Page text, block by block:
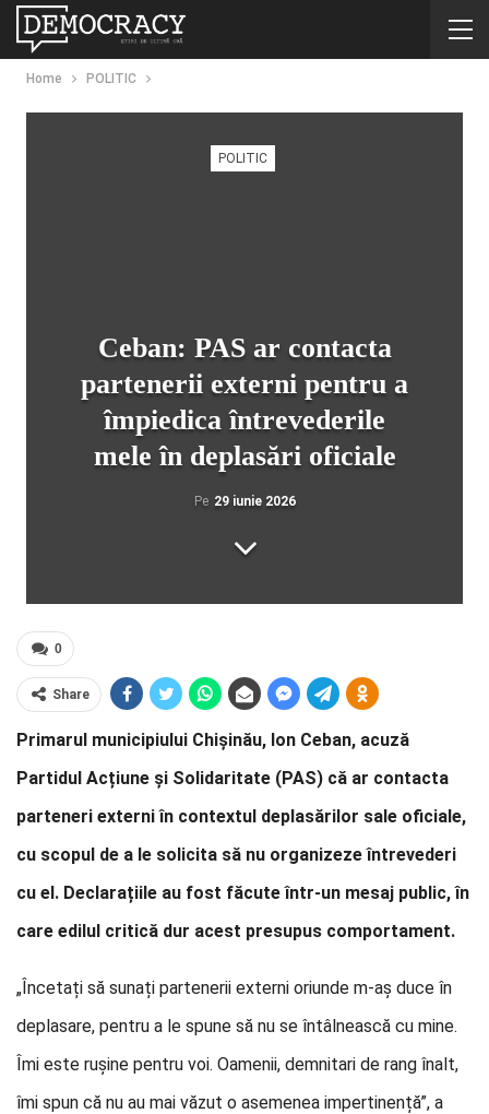
Home POLITIC
POLITIC
Ceban: PAS ar contacta
partenerii externi pentru a
împiedica întrevederile
mele în deplasări oficiale
Pe 29 iunie 2026
0
Share
Primarul municipiului Chișinău, Ion Ceban, acuză
Partidul Acțiune și Solidaritate (PAS) că ar contacta
parteneri externi în contextul deplasărilor sale oficiale,
cu scopul de a le solicita să nu organizeze întrevederi
cu el. Declarațiile au fost făcute într-un mesaj public, în
care edilul critică dur acest presupus comportament.
„Încetați să sunați partenerii externi oriunde m-aș duce în
deplasare, pentru a le spune să nu se întâlnească cu mine.
Îmi este rușine pentru voi. Oamenii, demnitari de rang înalt,
îmi spun că nu au mai văzut o asemenea impertinență”, a